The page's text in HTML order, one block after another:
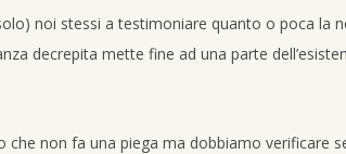
noi stessi a testimoniare quanto o poca la
decrepita mette fine ad una parte
che non fa una piega ma dobbiamo verificare